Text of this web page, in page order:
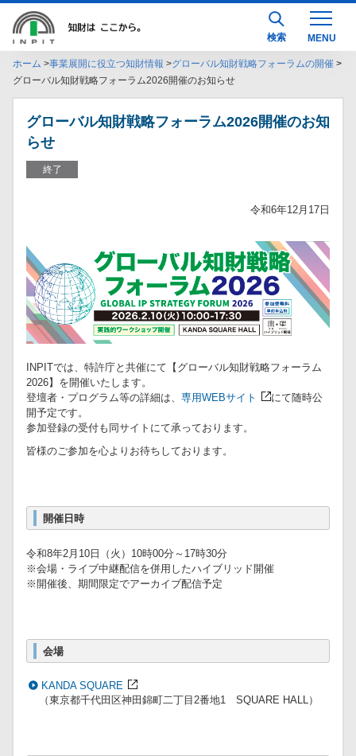
検索
ホーム 事業展開に役立つ知財情報
グローバル知財戦略フォーラムの開催
グローバル知財戦略フォーラム2026開催のお知らせ
グローバル知財戦略フォーラム2026開催のお知
らせ
終了
令和6年12月17日
INPITでは、特許庁と共催にて【グローバル知財戦略フォーラム
2026】を開催いたします。
登壇者・プログラム等の詳細は、 専用WEBサイト
にて随時公
開予定です。
参加登録の受付も同サイトにて承っております。
皆様のご参加を心よりお待ちしております。
開催日時
令和8年2月10日（火）10時00分～17時30分
※会場・ライブ中継配信を併用したハイブリッド開催
※開催後、期間限定でアーカイブ配信予定
会場
KANDA SQUARE
（東京都千代田区神田錦町二丁目2番地1 SQUARE HALL）